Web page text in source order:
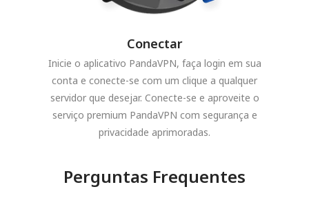
Conectar
Inicie o aplicativo PandaVPN, faça login em sua
conta e conecte-se com um clique a qualquer
servidor que desejar. Conecte-se e aproveite o
serviço premium PandaVPN com segurança e
privacidade aprimoradas.
Perguntas Frequentes